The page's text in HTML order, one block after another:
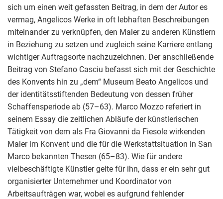
sich um einen weit gefassten Beitrag, in dem der Autor es
vermag, Angelicos Werke in oft lebhaften Beschreibungen
miteinander zu verknüpfen, den Maler zu anderen Künstlern
in Beziehung zu setzen und zugleich seine Karriere entlang
wichtiger Auftragsorte nachzuzeichnen. Der anschließende
Beitrag von Stefano Casciu befasst sich mit der Geschichte
des Konvents hin zu „dem“ Museum Beato Angelicos und
der identitätsstiftenden Bedeutung von dessen früher
Schaffensperiode ab (57–63). Marco Mozzo referiert in
seinem Essay die zeitlichen Abläufe der künstlerischen
Tätigkeit von dem als Fra Giovanni da Fiesole wirkenden
Maler im Konvent und die für die Werkstattsituation in San
Marco bekannten Thesen (65–83). Wie für andere
vielbeschäftigte Künstler gelte für ihn, dass er ein sehr gut
organisierter Unternehmer und Koordinator von
Arbeitsaufträgen war, wobei es aufgrund fehlender